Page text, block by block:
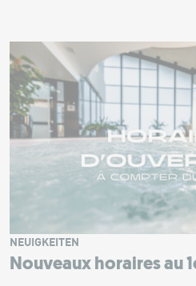
Nouveaux horaires au
NEUIGKEITEN